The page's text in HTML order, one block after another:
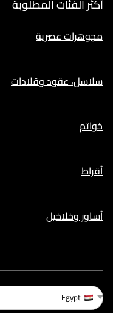
أكثر الفئات المطلوبة
مجوهرات عصرية
سلاسل، عقود وقلادات
خواتم
أقراط
أساور وخلاخيل
Egypt